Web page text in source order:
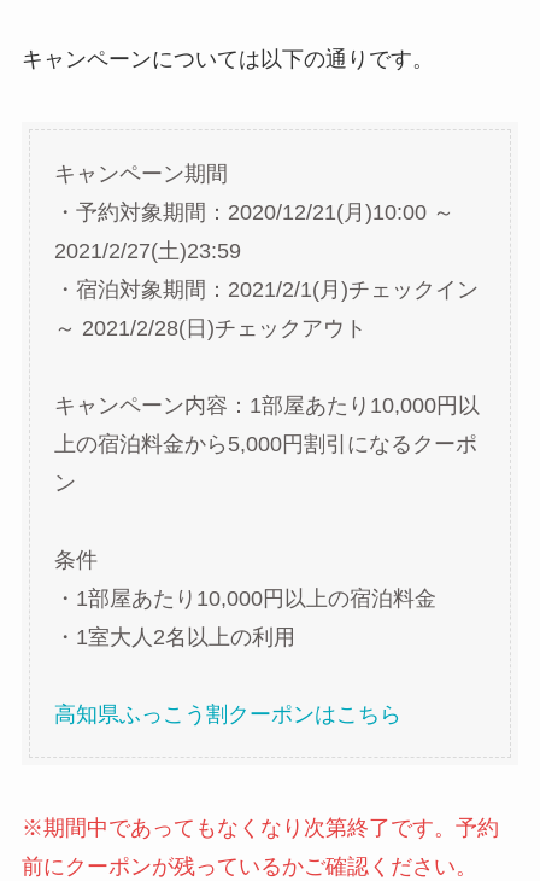
キャンペーンについては以下の通りです。
キャンペーン期間
・予約対象期間：2020/12/21(月)10:00 ～
2021/2/27(土)23:59
・宿泊対象期間：2021/2/1(月)チェックイン
～ 2021/2/28(日)チェックアウト
キャンペーン内容：1部屋あたり10,000円以
上の宿泊料金から5,000円割引になるクーポ
ン
条件
・1部屋あたり10,000円以上の宿泊料金
・1室大人2名以上の利用
高知県ふっこう割クーポンはこちら
※期間中であってもなくなり次第終了です。予約
前にクーポンが残っているかご確認ください。